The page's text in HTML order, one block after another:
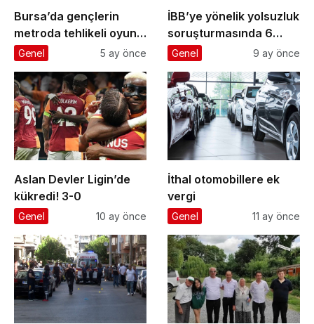
Bursa’da gençlerin
metroda tehlikeli oyunu
kameraya yansıdı
Genel 5 ay önce
İBB’ye yönelik yolsuzluk
soruşturmasında 6
gazeteci ’şüpheli’
Genel 9 ay önce
Aslan Devler Ligin’de
kükredi! 3-0
Genel 10 ay önce
İthal otomobillere ek
vergi
Genel 11 ay önce